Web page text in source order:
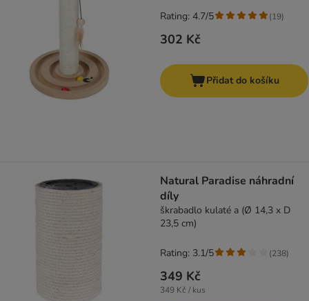
302 Kč
Rating: 4.7/5 (19)
Přidat do košíku
Natural Paradise náhradní
díly
škrabadlo kulaté a (Ø 14,3 x D
23,5 cm)
349 Kč
349 Kč / kus
Rating: 3.1/5 (238)